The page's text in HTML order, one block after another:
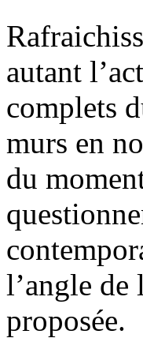
autant
complets
murs en
du
l’angle
proposée.